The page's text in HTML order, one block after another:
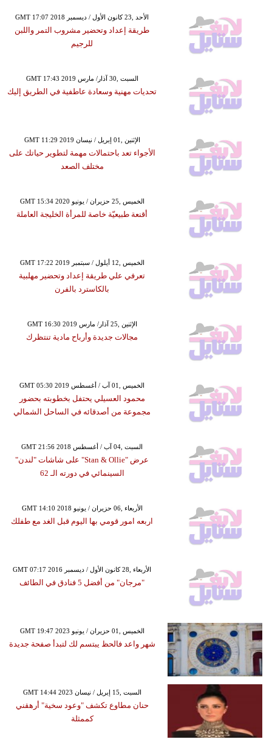
GMT 17:07 2018 الأحد ,23 كانون الأول / ديسمبر
طريقة إعداد وتحضير مشروب التمر واللبن
للرجيم
GMT 17:43 2019 السبت ,30 آذار/ مارس
تحديات مهنية وسعادة عاطفية في الطريق إليك
GMT 11:29 2019 الإثنين ,01 إبريل / نيسان
الأجواء تعد باحتمالات مهمة لتطوير حياتك على
مختلف الصعد
GMT 15:34 2020 الخميس ,25 حزيران / يونيو
أقنعة طبيعيّة خاصة للمرأة الخليجة العاملة
GMT 17:22 2019 الخميس ,12 أيلول / سبتمبر
تعرفي علي طريقة إعداد وتحضير مهلبية
بالكاسترد بالفرن
GMT 16:30 2019 الإثنين ,25 آذار/ مارس
مجالات جديدة وأرباح مادية تنتظرك
GMT 05:30 2019 الخميس ,01 آب / أغسطس
محمود العسيلي يحتفل بخطوبته بحضور
مجموعة من أصدقائه في الساحل الشمالي
GMT 21:56 2018 السبت ,04 آب / أغسطس
عرض "Stan & Ollie" على شاشات "لندن"
السينمائي في دورته الـ 62
GMT 14:10 2018 الأربعاء ,06 حزيران / يونيو
اربعه امور قومي بها اليوم قبل الغد مع طفلك
GMT 07:17 2016 الأربعاء ,28 كانون الأول / ديسمبر
"مرجان" من أفضل 5 فنادق في الطائف
GMT 19:47 2023 الخميس ,01 حزيران / يونيو
شهر واعد فالحظ يبتسم لك لتبدأ صفحة جديدة
GMT 14:44 2023 السبت ,15 إبريل / نيسان
حنان مطاوع تكشف "وعود سخية" أرهقني
كممثلة